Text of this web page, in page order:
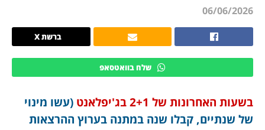
06/06/2026
ברשת X
שלח בוואטסאפ
בשעות האחרונות של 2+1 בג'יפלאנט
(עשו מינוי
של שנתיים, קבלו שנה במתנה בערוץ ההרצאות